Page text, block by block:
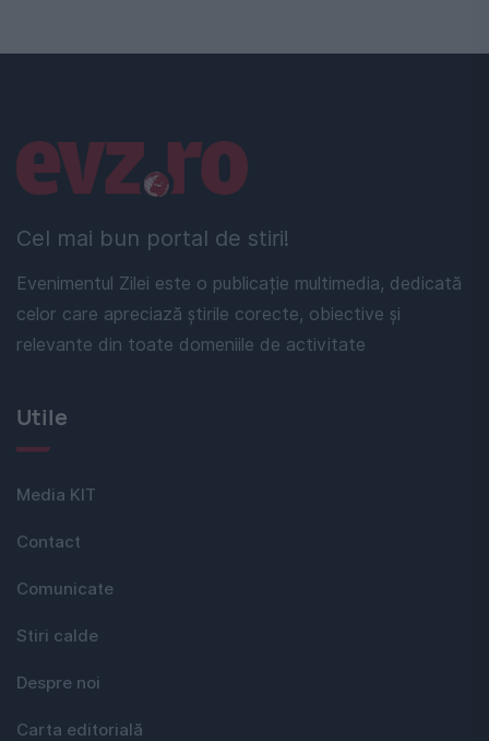
Cel mai bun portal de stiri!
Evenimentul Zilei este o publicație multimedia, dedicată
celor care apreciază știrile corecte, obiective și
relevante din toate domeniile de activitate
Linkuri utile
Utile
Media KIT
Contact
Comunicate
Stiri calde
Despre noi
Carta editorială